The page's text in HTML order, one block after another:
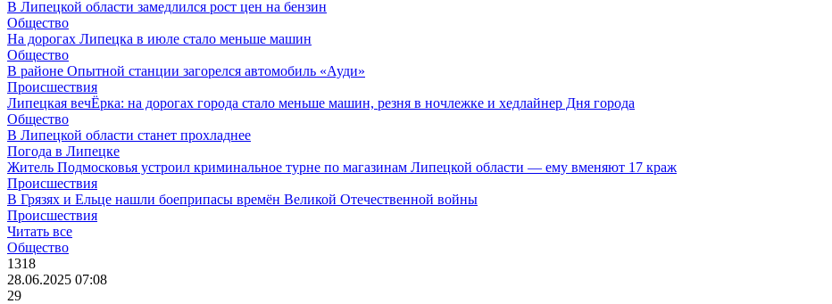
В Липецкой области замедлился рост цен на бензин
Общество
На дорогах Липецка в июле стало меньше машин
Общество
В районе Опытной станции загорелся автомобиль «Ауди»
Происшествия
Липецкая вечЁрка: на дорогах города стало меньше машин, резня в ночлежке и хедлайнер Дня города
Общество
В Липецкой области станет прохладнее
Погода в Липецке
Житель Подмосковья устроил криминальное турне по магазинам Липецкой области — ему вменяют 17 краж
Происшествия
В Грязях и Ельце нашли боеприпасы времён Великой Отечественной войны
Происшествия
Читать все
Общество
1318
28.06.2025 07:08
29